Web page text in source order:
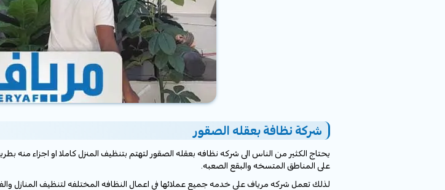
شركة نظافة بعقله الصقور
يحتاج الكثير من الناس الى شركه نظافه بعقله الصقور لتهتم بتنظيف المنزل كاملا او اجزاء منه
على المناطق المتسخه والبقع الصعبه.
لذلك تعمل شركه مرياف على خدمه جميع عملائها في اعمال النظافه المختلفه لتنظيف المنازل